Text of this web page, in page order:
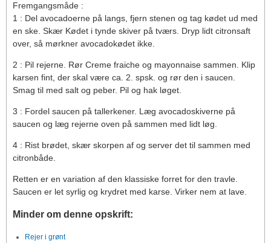
Fremgangsmåde :
1 : Del avocadoerne på langs, fjern stenen og tag kødet ud med
en ske. Skær Kødet i tynde skiver på tværs. Dryp lidt citronsaft
over, så mørkner avocadokødet ikke.
2 : Pil rejerne. Rør Creme fraiche og mayonnaise sammen. Klip
karsen fint, der skal være ca. 2. spsk. og rør den i saucen.
Smag til med salt og peber. Pil og hak løget.
3 : Fordel saucen på tallerkener. Læg avocadoskiverne på
saucen og læg rejerne oven på sammen med lidt løg.
4 : Rist brødet, skær skorpen af og server det til sammen med
citronbåde.
Retten er en variation af den klassiske forret for den travle.
Saucen er let syrlig og krydret med karse. Virker nem at lave.
Minder om denne opskrift:
Rejer i grønt